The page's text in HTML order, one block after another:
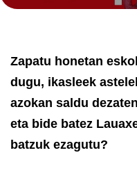
Zapatu honetan
dugu, ikasleek
azokan saldu
eta bide batez
batzuk ezagutu?